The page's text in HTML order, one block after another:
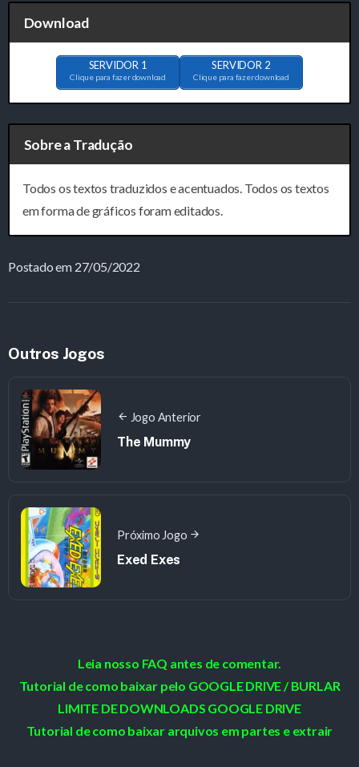
Download
SERVIDOR 1
Clique para fazer download
SERVIDOR 2
Clique para fazer download
Sobre a Tradução
Todos os textos traduzidos e acentuados. Todos os textos
em forma de gráficos foram editados.
Postado em 27/05/2022
Outros Jogos
Jogo Anterior
The Mummy
Próximo Jogo
Exed Exes
Leia nosso FAQ antes de comentar.
Tutorial de como baixar pelo GOOGLE DRIVE / BURLAR
LIMITE DE DOWNLOADS GOOGLE DRIVE
Tutorial de como baixar arquivos em partes e extrair